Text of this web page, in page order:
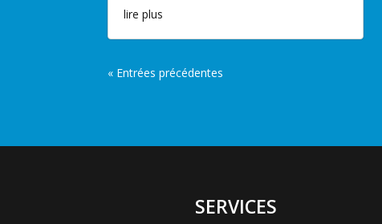
lire plus
« Entrées précédentes
SERVICES